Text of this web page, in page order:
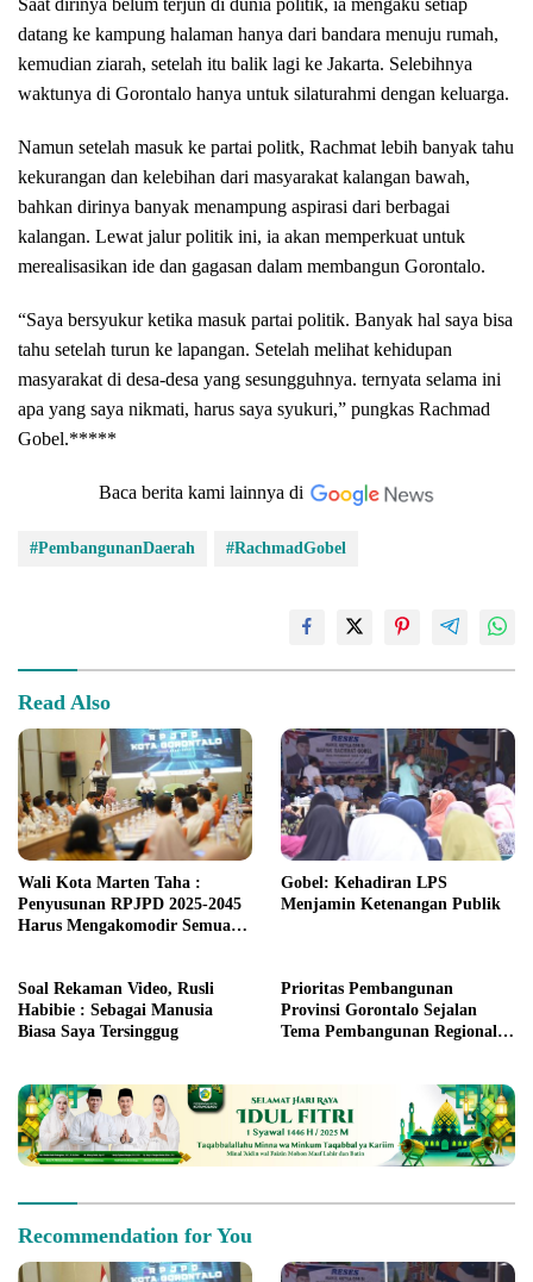
datang ke kampung halaman hanya dari bandara menuju rumah,
kemudian ziarah, setelah itu balik lagi ke Jakarta. Selebihnya
waktunya di Gorontalo hanya untuk silaturahmi dengan keluarga.
Namun setelah masuk ke partai politk, Rachmat lebih banyak tahu
kekurangan dan kelebihan dari masyarakat kalangan bawah,
bahkan dirinya banyak menampung aspirasi dari berbagai
kalangan. Lewat jalur politik ini, ia akan memperkuat untuk
merealisasikan ide dan gagasan dalam membangun Gorontalo.
“Saya bersyukur ketika masuk partai politik. Banyak hal saya bisa
tahu setelah turun ke lapangan. Setelah melihat kehidupan
masyarakat di desa-desa yang sesungguhnya. ternyata selama ini
apa yang saya nikmati, harus saya syukuri,” pungkas Rachmad
Gobel.*****
Baca berita kami lainnya di
#PembangunanDaerah #RachmadGobel
Read Also
Wali Kota Marten Taha :
Penyusunan RPJPD 2025-2045
Harus Mengakomodir Semua
Gobel: Kehadiran LPS
Menjamin Ketenangan Publik
Soal Rekaman Video, Rusli
Habibie : Sebagai Manusia
Biasa Saya Tersinggug
Prioritas Pembangunan
Provinsi Gorontalo Sejalan
Tema Pembangunan Regional
Recommendation for You